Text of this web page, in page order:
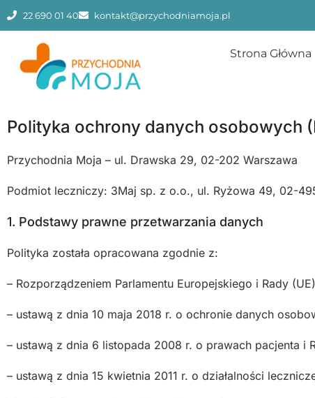
22 690 01 40 kontakt@przychodniamoja.pl
Strona Główna
Polityka ochrony danych osobowych
Przychodnia Moja – ul. Drawska 29, 02-202 Warszawa
Podmiot leczniczy: 3Maj sp. z o.o., ul. Ryżowa 49, 02-
1. Podstawy prawne przetwarzania danych
Polityka została opracowana zgodnie z:
– Rozporządzeniem Parlamentu Europejskiego i Rady
– ustawą z dnia 10 maja 2018 r. o ochronie danych
– ustawą z dnia 6 listopada 2008 r. o prawach pacjenta i
– ustawą z dnia 15 kwietnia 2011 r. o działalności